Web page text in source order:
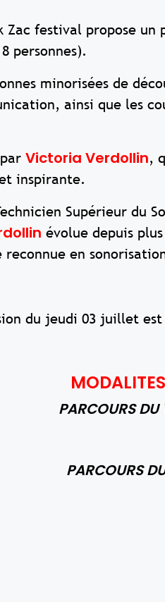
Zac festival propose
personnes).
minorisées de
ainsi que les
Victoria Verdollin,
inspirante.
Supérieur du
évolue depuis
reconnue en
du jeudi 03 juillet
PARCOURS DU
PARCOURS